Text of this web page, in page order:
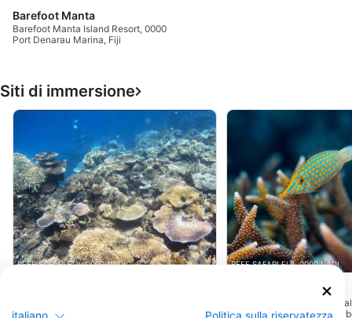
Barefoot Manta
Barefoot Manta Island Resort, 0000
Port Denarau Marina, Fiji
Siti di immersione
REEF SAFARI FIJI, 0000 NADI
si estende per 200 metri lungo il bordo
REEF SAFARI FIJI, 0000 NADI
(★4.5)
A soli 5 minuti di barca
Manta Resort, tre grandi